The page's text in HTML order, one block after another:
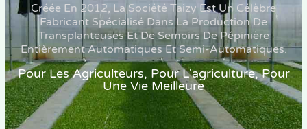
Créée En 2012, La Société Taizy Est Un Célèbre
Fabricant Spécialisé Dans La Production De
Transplanteuses Et De Semoirs De Pépinière
Entièrement Automatiques Et Semi-Automatiques.
Pour Les Agriculteurs, Pour L'agriculture, Pour
Une Vie Meilleure